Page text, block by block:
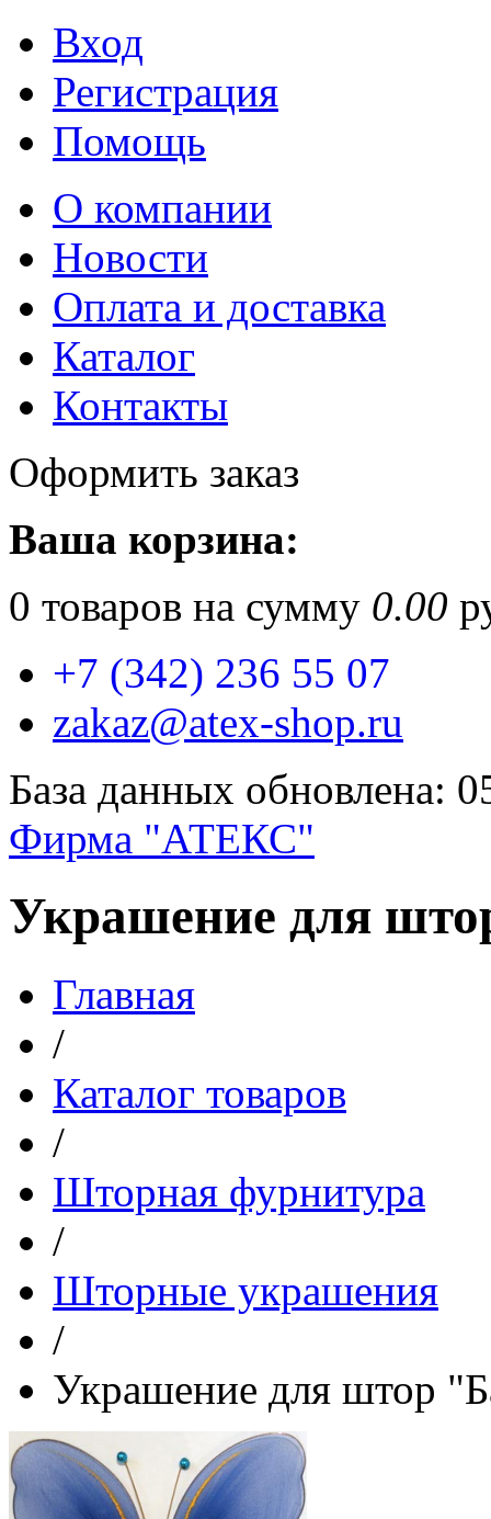
Вход
Регистрация
Помощь
О компании
Новости
Оплата и доставка
Каталог
Контакты
Оформить заказ
Ваша корзина:
0 товаров на сумму 0.00
+7 (342) 236 55 07
zakaz@atex-shop.ru
База данных обновлена:
Фирма "АТЕКС"
Украшение для
Главная
/
Каталог товаров
/
Шторная фурнитура
/
Шторные украшения
/
Украшение для штор